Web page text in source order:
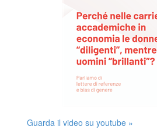
Guarda il video su youtube »